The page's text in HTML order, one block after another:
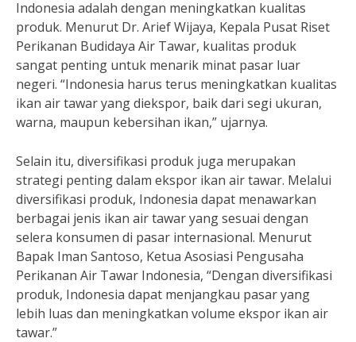
Indonesia adalah dengan meningkatkan kualitas
produk. Menurut Dr. Arief Wijaya, Kepala Pusat Riset
Perikanan Budidaya Air Tawar, kualitas produk
sangat penting untuk menarik minat pasar luar
negeri. “Indonesia harus terus meningkatkan kualitas
ikan air tawar yang diekspor, baik dari segi ukuran,
warna, maupun kebersihan ikan,” ujarnya.
Selain itu, diversifikasi produk juga merupakan
strategi penting dalam ekspor ikan air tawar. Melalui
diversifikasi produk, Indonesia dapat menawarkan
berbagai jenis ikan air tawar yang sesuai dengan
selera konsumen di pasar internasional. Menurut
Bapak Iman Santoso, Ketua Asosiasi Pengusaha
Perikanan Air Tawar Indonesia, “Dengan diversifikasi
produk, Indonesia dapat menjangkau pasar yang
lebih luas dan meningkatkan volume ekspor ikan air
tawar.”